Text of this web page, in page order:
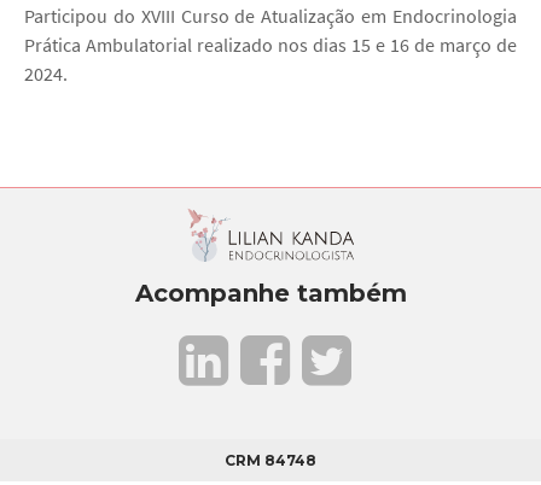
Participou do XVIII Curso de Atualização em Endocrinologia
Prática Ambulatorial realizado nos dias 15 e 16 de março de
2024.
Acompanhe também
CRM 84748